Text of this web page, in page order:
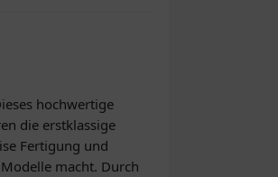
hochwertige
die erstklassige
Fertigung und
macht. Durch